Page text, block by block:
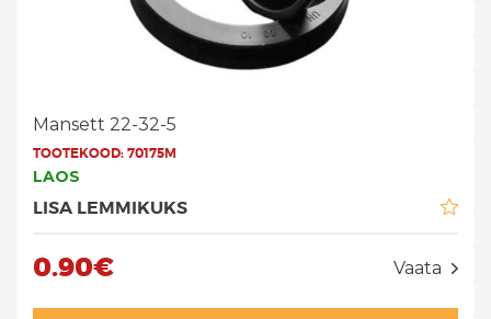
Mansett 22-32-5
TOOTEKOOD:70175M
LAOS
LISA LEMMIKUKS
0.90€ Vaata